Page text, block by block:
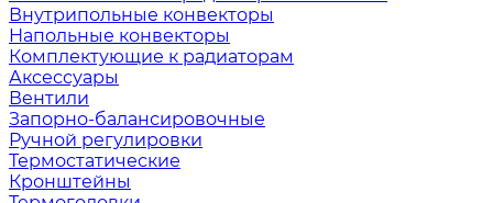
Внутрипольные конвекторы
Напольные конвекторы
Комплектующие к радиаторам
Аксессуары
Вентили
Запорно-балансировочные
Ручной регулировки
Термостатические
Кронштейны